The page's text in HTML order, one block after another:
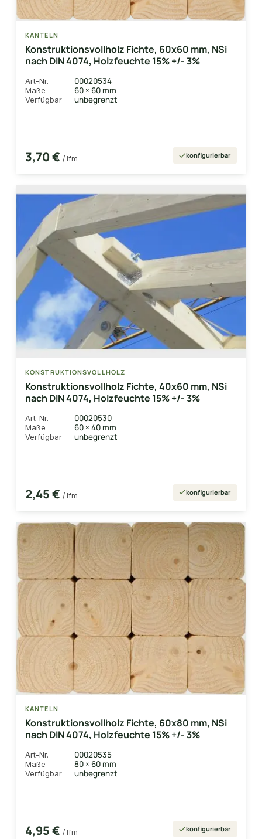
KANTELN
Konstruktionsvollholz Fichte, 60x60 mm, NSi
nach DIN 4074, Holzfeuchte 15% +/- 3%
Art-Nr. 00020534
Maße 60 × 60 mm
Verfügbar unbegrenzt
3,70 € / lfm konfigurierbar
KONSTRUKTIONSVOLLHOLZ
Konstruktionsvollholz Fichte, 40x60 mm, NSi
nach DIN 4074, Holzfeuchte 15% +/- 3%
Art-Nr. 00020530
Maße 60 × 40 mm
Verfügbar unbegrenzt
2,45 € / lfm konfigurierbar
KANTELN
Konstruktionsvollholz Fichte, 60x80 mm, NSi
nach DIN 4074, Holzfeuchte 15% +/- 3%
Art-Nr. 00020535
Maße 80 × 60 mm
Verfügbar unbegrenzt
4,95 € / lfm konfigurierbar